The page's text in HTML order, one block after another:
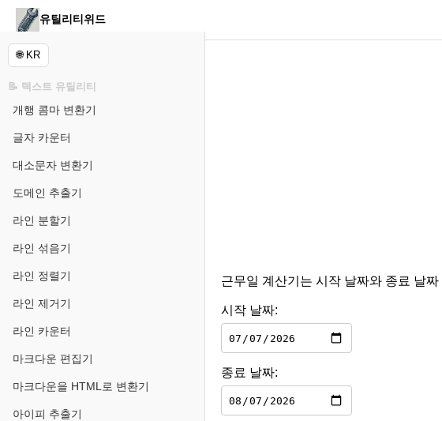
유틸리티위드
🌐 KR
📝 텍스트 유틸리티
개행 콤마 변환기
글자 카운터
대소문자 변환기
도메인 추출기
라인 분할기
라인 섞음기
라인 정렬기
라인 제거기
라인 카운터
마크다운 편집기
마크다운을 HTML로 변환기
아이피 추출기
근무일 계산기는 시작 날짜와 종료 날
시작 날짜:
종료 날짜: